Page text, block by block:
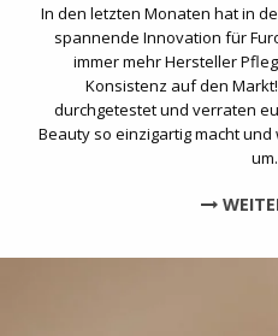
In den letzten Monaten hat in
spannende Innovation für
immer mehr Hersteller
Konsistenz auf den
durchgetestet und verraten
Beauty so einzigartig macht